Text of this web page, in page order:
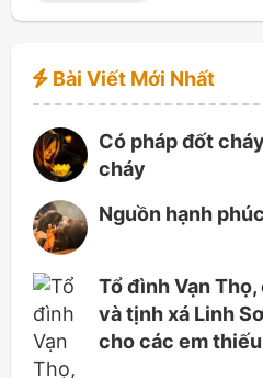
Bài Viết Mới Nhất
Có pháp đốt
cháy
Nguồn hạnh phúc
Tổ đình Vạn
và tịnh xá Linh
cho các em